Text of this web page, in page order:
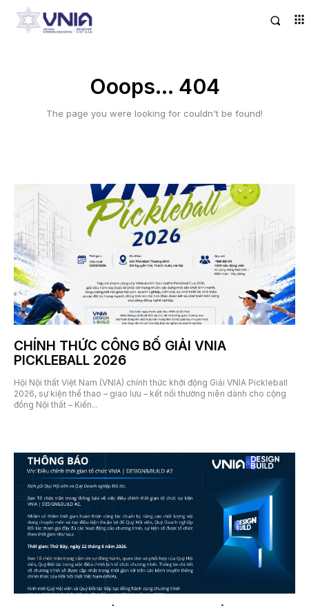
Ooops... 404
The page you were looking for couldn't be found!
CHÍNH THỨC CÔNG BỐ GIẢI VNIA
PICKLEBALL 2026
Hội Nội thất Việt Nam (VNIA) chính thức khởi động Giải VNIA Pickleball
2026, sự kiện thể thao – giao lưu – kết nối thường niên dành cho cộng
đồng Nội thất – Kiến...